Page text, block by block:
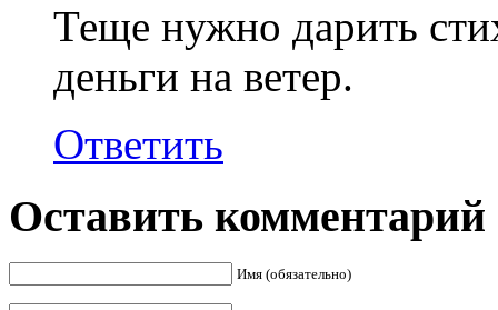
Теще нужно дарить
деньги на ветер.
Ответить
Оставить комментарий
Имя (обязательно)